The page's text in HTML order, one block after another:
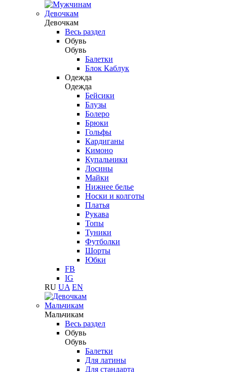
Девочкам
Девочкам
Весь раздел
Обувь
Обувь
Балетки
Блок Каблук
Одежда
Одежда
Бейсики
Блузы
Болеро
Брюки
Гольфы
Кардиганы
Кимоно
Купальники
Лосины
Майки
Нижнее белье
Носки и колготы
Платья
Рукава
Топы
Туники
Футболки
Шорты
Юбки
FB
IG
RU UA EN
Мальчикам
Мальчикам
Весь раздел
Обувь
Обувь
Балетки
Для латины
Для стандарта